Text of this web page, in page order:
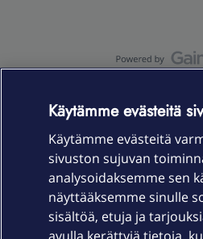
Laitteet & liittymät
Palvelut
Käytämme evästeitä
Käytämme evästeitä
sivuston sujuvan
analysoidaksemme sen
näyttääksemme sinulle
sisältöä, etuja ja